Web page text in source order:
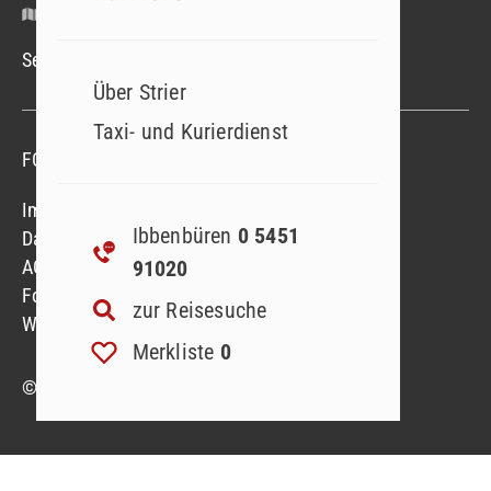
Über Strier
Taxi- und Kurierdienst
Ibbenbüren 0 5451
91020
zur Reisesuche
Merkliste 0
Service-Hotline Mo.–Fr. 09.00–18.00 Uhr
© 2023 Strier Reisen GmbH & Co. KG
Impressum
Datenschutzerklärung
AGB
Formblatt
Widerruf Reiseversicherung
FOLGEN SIE UNS